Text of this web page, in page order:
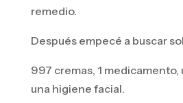
remedio.
Después empecé a buscar
997 cremas, 1 medicamento,
una higiene facial.